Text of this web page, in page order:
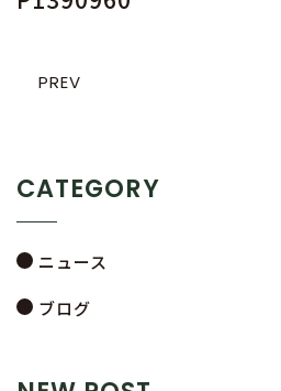
PREV
CATEGORY
ニュース
ブログ